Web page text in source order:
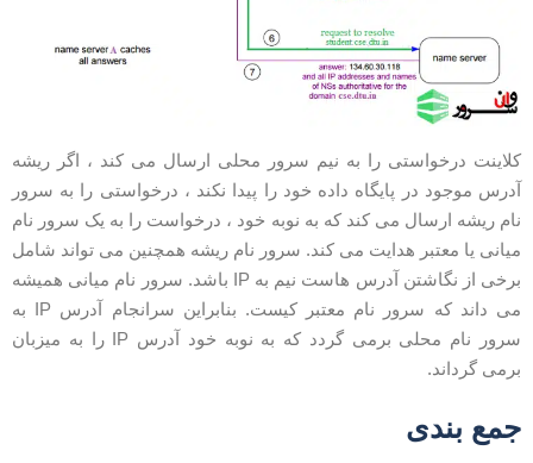
درخواستی را به نیم سرور محلی ارسال می کند ، اگر ریشه
موجود در پایگاه داده خود را پیدا نکند ، درخواستی را به سرور
ریشه ارسال می کند که به نوبه خود ، درخواست را به یک سرور نام
یا معتبر هدایت می کند. سرور نام ریشه همچنین می تواند شامل
برخی از نگاشتن آدرس هاست نیم به IP باشد. سرور نام میانی همیشه
می داند که سرور نام معتبر کیست. بنابراین سرانجام آدرس IP به
سرور نام محلی برمی گردد که به نوبه خود آدرس IP را به میزبان
گرداند.
بندی